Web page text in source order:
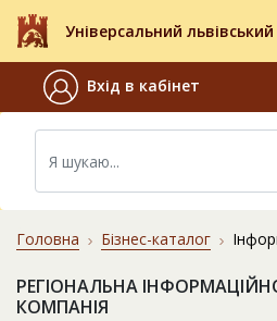
Універсальний
Вхід в кабінет
Головна Бізнес-каталог
РЕГІОНАЛЬНА
КОМПАНІЯ